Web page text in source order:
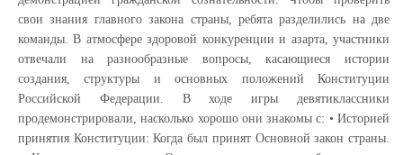
свои знания главного закона страны, ребята разделились на две
команды. В атмосфере здоровой конкуренции и азарта, участники
отвечали на разнообразные вопросы, касающиеся истории
создания, структуры и основных положений Конституции
Российской Федерации. В ходе игры девятиклассники
продемонстрировали, насколько хорошо они знакомы с: • Историей
принятия Конституции: Когда был принят Основной закон страны.